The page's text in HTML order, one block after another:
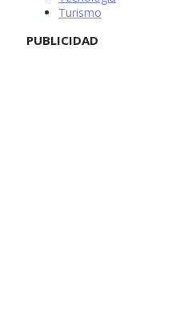
Turismo
PUBLICIDAD